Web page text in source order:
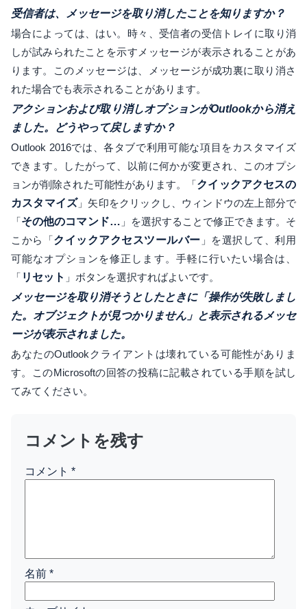
受信者は、メッセージを取り消したことを知りますか？
場合によっては、はい。時々、受信者の受信トレイに取り消
しが試みられたことを示すメッセージが表示されることがあ
ります。このメッセージは、メッセージが成功裏に取り消さ
れた場合でも表示されることがあります。
アクションおよび取り消しオプションがOutlookから消え
ました。どうやって戻しますか？
Outlook 2016では、各タブで利用可能な項目をカスタマイズ
できます。したがって、以前に何かが変更され、このオプシ
ョンが削除された可能性があります。「クイックアクセスの
カスタマイズ」矢印をクリックし、ウィンドウの左上部分で
「その他のコマンド… 」を選択することで修正できます。そ
こから「クイックアクセスツールバー 」を選択して、利用
可能なオプションを修正します。手軽に行いたい場合は、
「 リセット 」ボタンを選択すればよいです。
メッセージを取り消そうとしたときに「操作が失敗しまし
た。オブジェクトが見つかりません」と表示されるメッセ
ージが表示されました。
あなたのOutlookクライアントは壊れている可能性がありま
す。このMicrosoftの回答の投稿に記載されている手順を試し
てみてください。
コメントを残す
コメント *
名前 *